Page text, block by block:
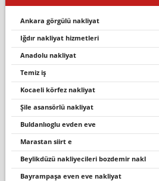
ankara görgülü nakliyat
iğdir nakliyat hizmetleri
anadolu nakliyat
temiz iş
kocaeli̇ körfez nakli̇yat
şile asansörlü nakliyat
buldanlioglu evden eve
marastan siirt e
beyli̇kdüzü nakli̇yeci̇leri̇ bozdemi̇r nakl
bayrampaşa even eve nakliyat